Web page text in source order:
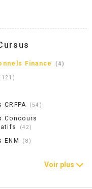
Finance 4
121
CRFPA 54
Concours
42
ENM 8
Voir plus